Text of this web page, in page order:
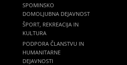
SPOMINSKO
DOMOLJUBNA DEJAVNOST
ŠPORT, REKREACIJA IN
KULTURA
PODPORA ČLANSTVU IN
HUMANITARNE
DEJAVNOSTI